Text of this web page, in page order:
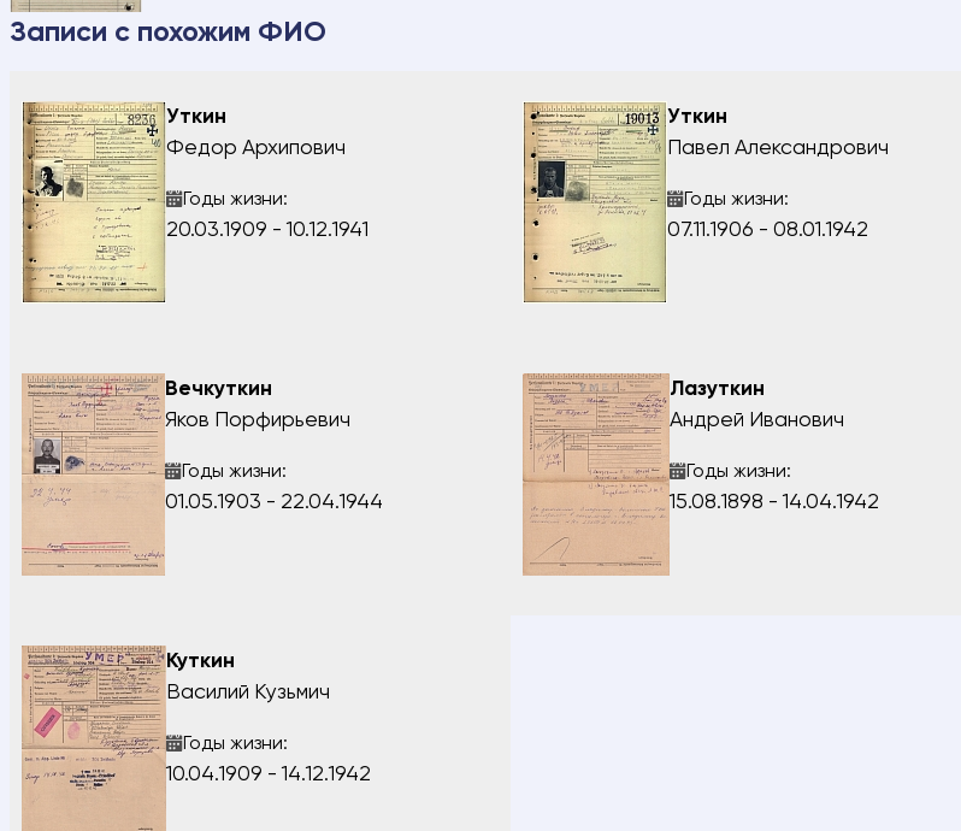
Записи с похожим ФИО
Уткин
Федор Архипович
Годы жизни:
20.03.1909 - 10.12.1941
Уткин
Павел Александрович
Годы жизни:
07.11.1906 - 08.01.1942
Вечкуткин
Яков Порфирьевич
Годы жизни:
01.05.1903 - 22.04.1944
Лазуткин
Андрей Иванович
Годы жизни:
15.08.1898 - 14.04.1942
Куткин
Василий Кузьмич
Годы жизни:
10.04.1909 - 14.12.1942
Я подтверждаю, что даю
на обработку
персональных данных.
ОТПРАВИТЬ